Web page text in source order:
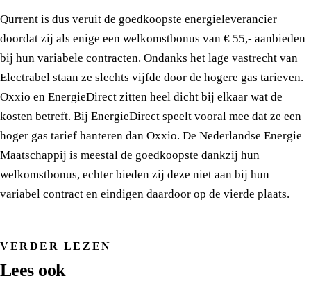
Qurrent is dus veruit de goedkoopste energieleverancier
doordat zij als enige een welkomstbonus van € 55,- aanbieden
bij hun variabele contracten. Ondanks het lage vastrecht van
Electrabel staan ze slechts vijfde door de hogere gas tarieven.
Oxxio en EnergieDirect zitten heel dicht bij elkaar wat de
kosten betreft. Bij EnergieDirect speelt vooral mee dat ze een
hoger gas tarief hanteren dan Oxxio. De Nederlandse Energie
Maatschappij is meestal de goedkoopste dankzij hun
welkomstbonus, echter bieden zij deze niet aan bij hun
variabel contract en eindigen daardoor op de vierde plaats.
VERDER LEZEN
Lees ook